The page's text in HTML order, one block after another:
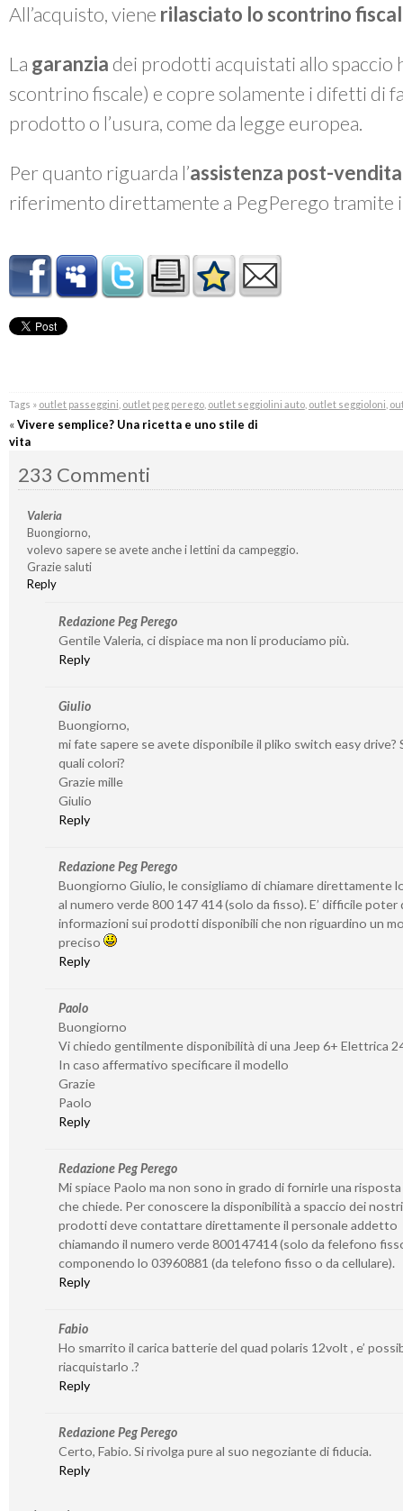
All’acquisto, viene rilasciato lo scontrino
La garanzia dei prodotti acquistati allo spaccio
scontrino fiscale) e copre solamente i difetti di
prodotto o l’usura, come da legge europea.
Per quanto riguarda l’assistenza post-vendita
riferimento direttamente a PegPerego tramite
Tags » outlet passeggini outlet peg perego, outlet seggiolini auto, outlet seggioloni
«Vivere semplice? Una ricetta e uno stile di
vita
233 Commenti
Valeria
Buongiorno,
volevo sapere se avete anche i lettini da campeggio.
Grazie saluti
Reply
Redazione Peg Perego
Gentile Valeria, ci dispiace ma non li produciamo più.
Reply
Giulio
Buongiorno,
mi fate sapere se avete disponibile il pliko switch easy drive?
quali colori?
Grazie mille
Giulio
Reply
Redazione Peg Perego
Buongiorno Giulio, le consigliamo di chiamare direttamente
al numero verde 800 147 414 (solo da fisso). E’ difficile poter
informazioni sui prodotti disponibili che non riguardino un
preciso
Reply
Paolo
Buongiorno
Vi chiedo gentilmente disponibilità di una Jeep 6+ Elettrica
In caso affermativo specificare il modello
Grazie
Paolo
Reply
Redazione Peg Perego
Mi spiace Paolo ma non sono in grado di fornirle una
che chiede. Per conoscere la disponibilità a spaccio dei nostri
prodotti deve contattare direttamente il personale addetto
chiamando il numero verde 800147414 (solo da felefono
componendo lo 03960881 (da telefono fisso o da cellulare).
Reply
Fabio
Ho smarrito il carica batterie del quad polaris 12volt , e’
riacquistarlo .?
Reply
Redazione Peg Perego
Certo, Fabio. Si rivolga pure al suo negoziante di fiducia.
Reply